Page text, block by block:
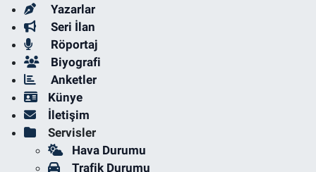
Yazarlar
Seri İlan
Röportaj
Biyografi
Anketler
Künye
İletişim
Servisler
Hava Durumu
Trafik Durumu